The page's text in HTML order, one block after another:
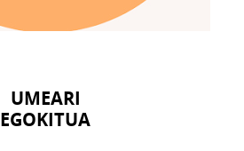
UMEARI
EGOKITUA